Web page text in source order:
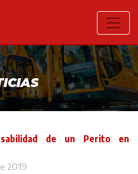
de un Perito en
2019